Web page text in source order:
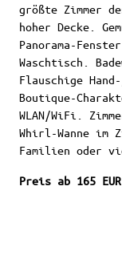
größte Zimmer
hoher Decke.
Panorama-
Waschtisch.
Flauschige
Boutique-
WLAN/WiFi.
Whirl-Wanne im
Familien oder
Preis ab 165